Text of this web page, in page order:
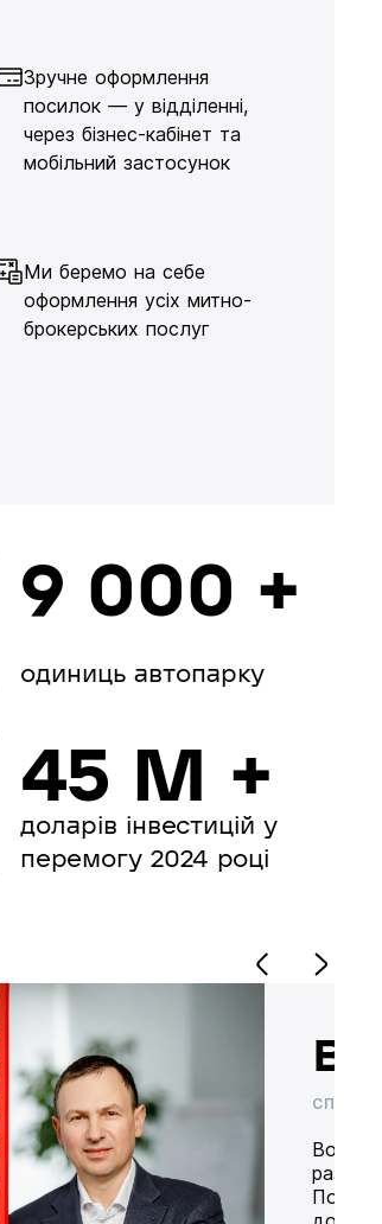
Зручне оформлення
посилок — у відділенні,
через бізнес-кабінет та
мобільний застосунок
Ми беремо на себе
оформлення усіх митно-
брокерських послуг
9 000 +
одиниць автопарку
45 M +
доларів інвестицій у
перемогу 2024 році
разом